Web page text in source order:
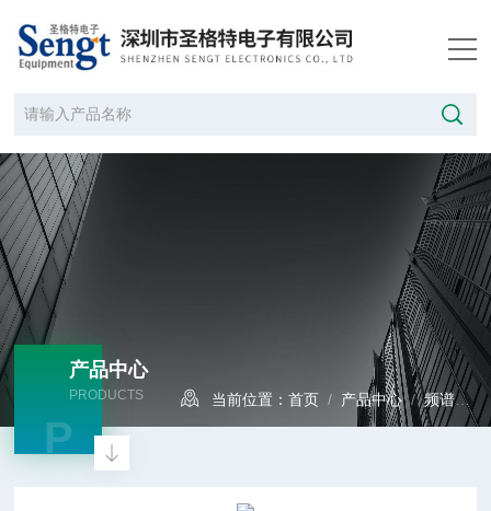
产品中心
PRODUCTS
P
当前位置：首页 / 产品中心/频谱分析仪